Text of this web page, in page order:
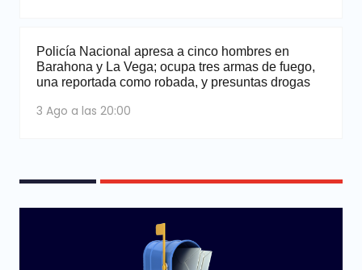
Policía Nacional apresa a cinco hombres en
Barahona y La Vega; ocupa tres armas de fuego,
una reportada como robada, y presuntas drogas
3 Ago a las 20:00